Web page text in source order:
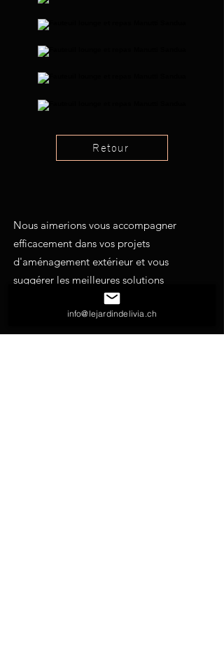
Retour
Nous aimerions vous accompagner
efficacement dans vos projets
d'aménagement extérieur et vous
suggérer les meilleures solutions
possibles. N'hésitez pas à nous solliciter
pour toutes vos demandes.
info@lejardindelivia.ch